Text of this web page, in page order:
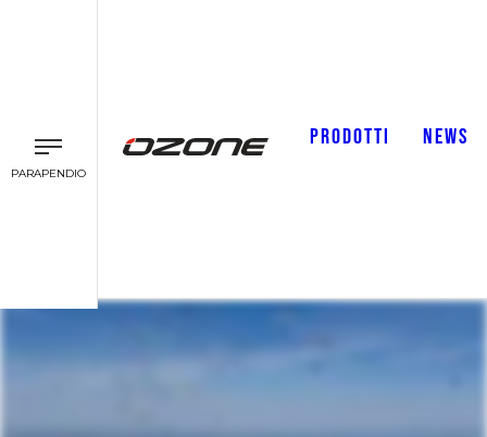
PARAPENDIO
PRODOTTI NEWS